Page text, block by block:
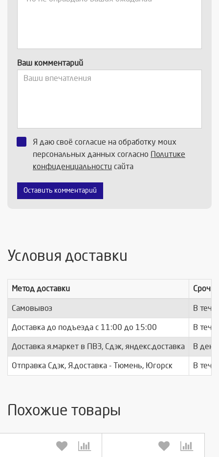
Ваш комментарий
Я даю своё согласие на обработку моих
персональных данных согласно Политике
конфиденциальности сайта
Оставить комментарий
Условия доставки
Метод доставки
Самовывоз В
Доставка до подъезда c 11:00 до 15:00 В
Доставка я.маркет в ПВЗ, Сдэк, яндекс.доставка В день
Отправка Сдэк, Я.доставка - Тюмень, Югорск В
Похожие товары